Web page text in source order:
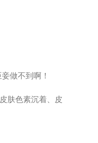
做不到啊！
肤色素沉着、皮